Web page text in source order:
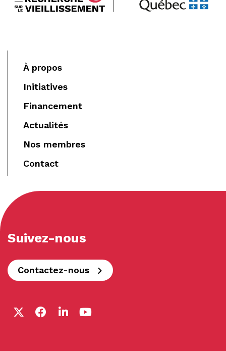
À propos
Initiatives
Financement
Actualités
Nos membres
Contact
Suivez-nous
Contactez-nous